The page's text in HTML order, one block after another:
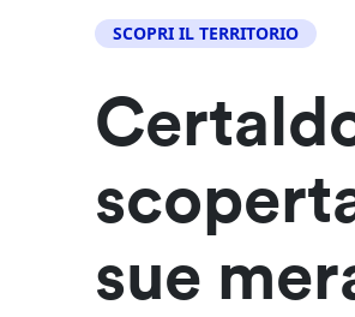
SCOPRI IL TERRITORIO
sue